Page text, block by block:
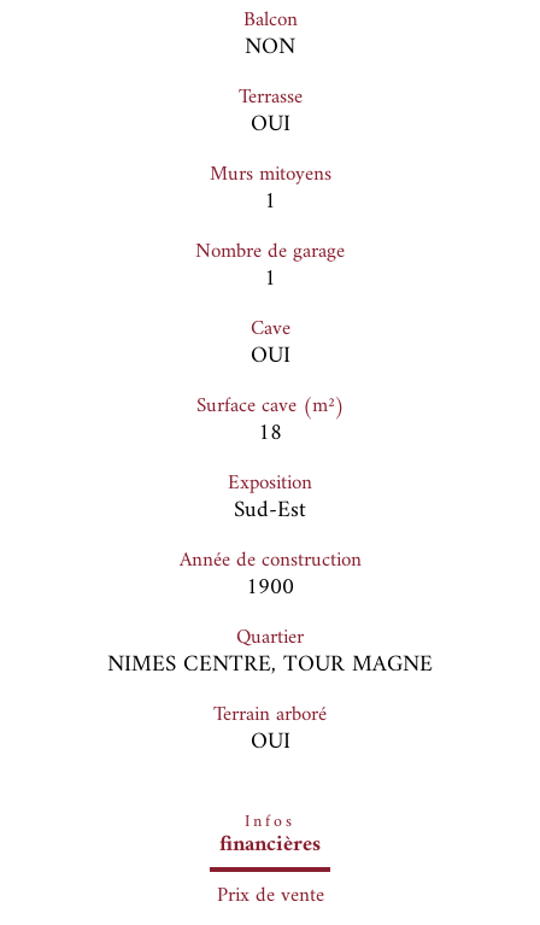
Balcon
NON
Terrasse
OUI
Murs mitoyens
1
Nombre de garage
1
Cave
OUI
Surface cave (m²)
18
Exposition
Sud-Est
Année de construction
1900
Quartier
NIMES CENTRE, TOUR MAGNE
Terrain arboré
OUI
Infos
financières
Prix de vente